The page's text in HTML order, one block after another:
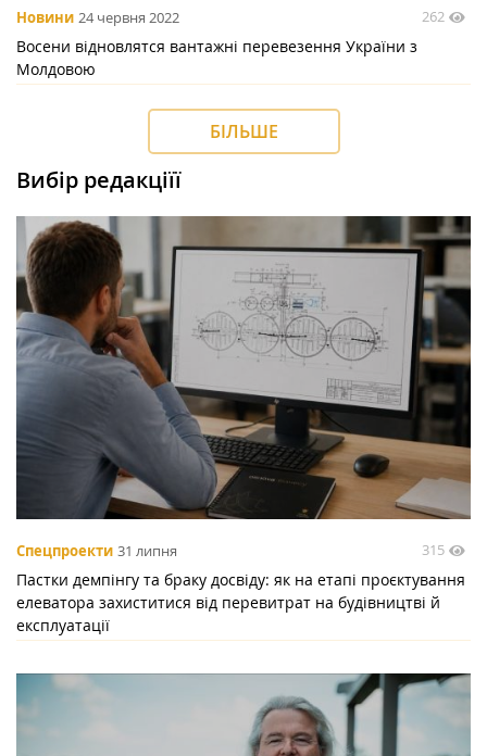
Новини 24 червня 2022 262
Восени відновлятся вантажні перевезення України з
Молдовою
БІЛЬШЕ
Вибір редакціїї
Спецпроекти 31 липня 315
Пастки демпінгу та браку досвіду: як на етапі проєктування
елеватора захиститися від перевитрат на будівництві й
експлуатації